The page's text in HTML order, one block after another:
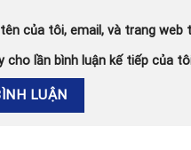
của tôi, email, và trang web
cho lần bình luận kế tiếp của